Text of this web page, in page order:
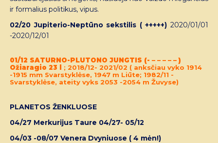
ir formalius politikus, vipus.
02/20 Jupiterio-Neptūno sekstilis ( +++++) 2020/01/01
-2020/12/01
01/12 SATURNO-PLUTONO JUNGTIS (- – – – – – )
Ožiaragio 23 l
; 2018/12- 2021/02 ( anksčiau vyko 1914
-1915 mm Svarstyklėse, 1947 m Liūte; 1982/11 -
Svarstyklėse, ateity vyks 2053 -2054 m Žuvyse)
PLANETOS ŽENKLUOSE
04/27 Merkurijus Taure 04/27- 05/12
04/03 -08/07 Venera Dvyniuose ( 4 mėn!)